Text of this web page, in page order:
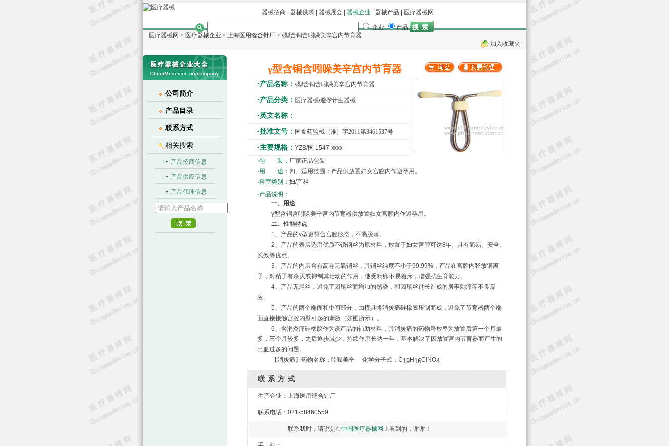
器械招商 器械供求 器械展会 器械企业 器械产品 医疗器械网
企业
产品
医疗器械网 > 医疗器械企业 > 上海医用缝合针厂 > γ型含铜含吲哚美辛宫内节育器
加入收藏夹
γ型含铜含吲哚美辛宫内节育器
·产品名称： γ型含铜含吲哚美辛宫内节育器
·产品分类： 医疗器械/避孕计生器械
·英文名称：
·批准文号： 国食药监械（准）字2011第3461537号
·主要规格： YZB/国 1547-xxxx
·包 装： 厂家正品包装
·用 途： 四、适用范围：产品供放置妇女宫腔内作避孕用。
·科室类别： 妇/产科
·产品说明：
一、用途
γ型含铜含吲哚美辛宫内节育器供放置妇女宫腔内作避孕用。
二、性能特点
1、产品的γ型更符合宫腔形态，不易脱落。
2、产品的表层选用优质不锈钢丝为原材料，放置于妇女宫腔可达8年。具有简易、安全、
长效等优点。
3、产品的内层含有高导无氧铜丝，其铜丝纯度不小于99.99%，产品在宫腔内释放铜离
子，对精子有杀灭或抑制其活动的作用，使受精卵不易着床，增强抗生育能力。
4、产品无尾丝，避免了因尾丝而增加的感染，和因尾丝过长造成的房事刺痛等不良反
应。
5、产品的两个端面和中间部分，由模具将消炎痛硅橡胶压制而成，避免了节育器两个端
面直接接触宫腔内壁引起的刺激（如图所示）。
6、含消炎痛硅橡胶作为该产品的辅助材料，其消炎痛的药物释放率为放置后第一个月最
多，三个月较多，之后逐步减少，持续作用长达一年，基本解决了因放置宫内节育器而产生的
出血过多的问题。
【消炎痛】药物名称：吲哚美辛
化学分子式：C19H 16ClNO4
联系方式
生产企业： 上海医用缝合针厂
联系电话：021-58460559
联系我时，请说是在中国医疗器械网上看到的，谢谢！
公司简介
产品目录
联系方式
相关搜索
产品招商信息
产品供应信息
产品代理信息